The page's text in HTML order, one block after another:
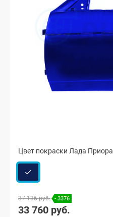
Цвет покраски Лада Приора
37 136 руб. - 3376
33 760 руб.